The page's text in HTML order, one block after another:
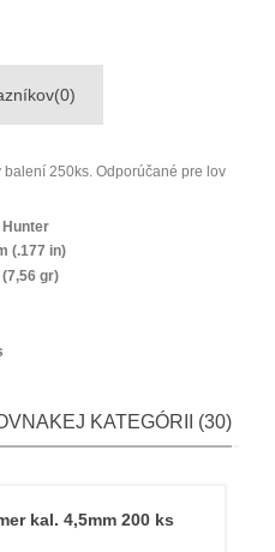
250ks. Odporúčané pre lov
Hunter
(.177 in)
gr)
KATEGÓRII (30)
kal. 4,5mm 200 ks